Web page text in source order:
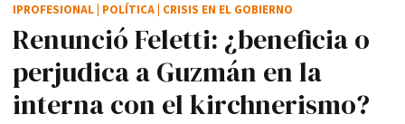
Renunció Feletti: ¿beneficia o
perjudica a Guzmán en la
interna con el kirchnerismo?
IPROFESIONAL POLÍTICA CRISIS EN EL GOBIERNO